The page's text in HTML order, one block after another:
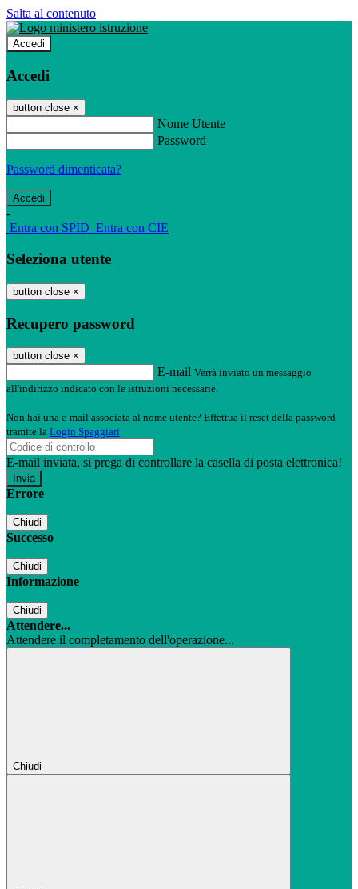
Salta al contenuto
Accedi
Accedi
button close ×
Nome Utente
Password
Password dimenticata?
-
Entra con SPID Entra con CIE
Seleziona utente
button close ×
Recupero password
button close ×
E-mail Verrà inviato un messaggio
all'indirizzo indicato con le istruzioni necessarie.
Non hai una e-mail associata al nome utente? Effettua il reset della password
tramite la Login Spaggiari
E-mail inviata, si prega di controllare la casella di posta elettronica!
Errore
Chiudi
Successo
Chiudi
Informazione
Chiudi
Attendere...
Attendere il completamento dell'operazione...
Chiudi